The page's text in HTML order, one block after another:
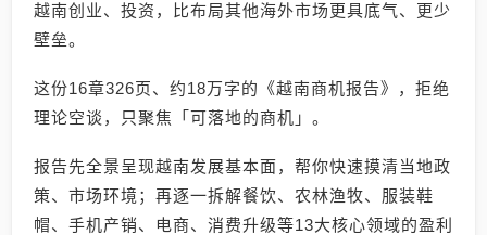
越南创业、投资，比布局其他海外市场更具底气、更少
壁垒。
这份16章326页、约18万字的《越南商机报告》，拒绝
理论空谈，只聚焦「可落地的商机」。
报告先全景呈现越南发展基本面，帮你快速摸清当地政
策、市场环境；再逐一拆解餐饮、农林渔牧、服装鞋
帽、手机产销、电商、消费升级等13大核心领域的盈利